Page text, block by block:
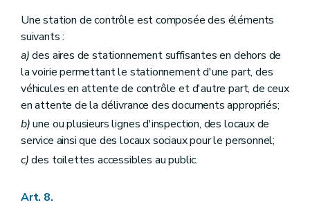
Une station de contrôle est composée des éléments
suivants :
a)des aires de stationnement suffisantes en dehors de
la voirie permettant le stationnement d'une part, des
véhicules en attente de contrôle et d'autre part, de ceux
en attente de la délivrance des documents appropriés;
b)une ou plusieurs lignes d'inspection, des locaux de
service ainsi que des locaux sociaux pour le personnel;
c)des toilettes accessibles au public.
Art. 8.